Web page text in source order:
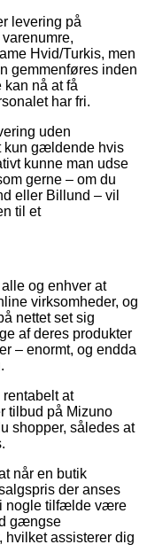
levering på
Hvid/Turkis, men
gemmenføres inden
nå at få
har fri.
uden
kun gældende hvis
kunne man udse
gerne – om du
eller Billund – vil
til et
og enhver at
virksomheder, og
nettet set sig
af deres produkter
– enormt, og endda
at
tilbud på Mizuno
shopper, således at
når en butik
der anses
nogle tilfælde være
gængse
hvilket assisterer dig